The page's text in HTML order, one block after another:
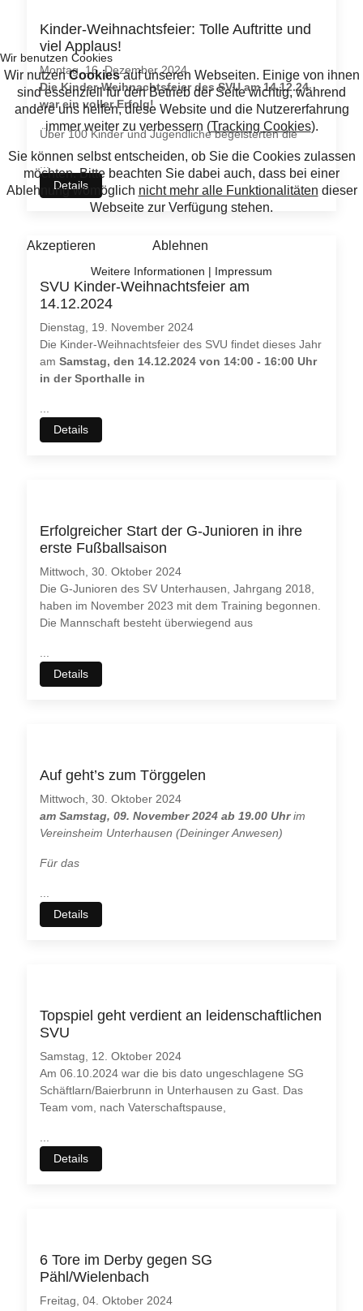
Kinder-Weihnachtsfeier: Tolle Auftritte und
viel Applaus!
Montag, 16. Dezember 2024
Die Kinder-Weihnachtsfeier des SVU am 14.12.24
war ein voller Erfolg!
Über 100 Kinder und Jugendliche begeisterten die
...
Details
SVU Kinder-Weihnachtsfeier am
14.12.2024
Dienstag, 19. November 2024
Die Kinder-Weihnachtsfeier des SVU findet dieses Jahr
amSamstag, den 14.12.2024 von 14:00 - 16:00 Uhr
in der Sporthalle in
...
Details
Erfolgreicher Start der G-Junioren in ihre
erste Fußballsaison
Mittwoch, 30. Oktober 2024
Die G-Junioren des SV Unterhausen, Jahrgang 2018,
haben im November 2023 mit dem Training begonnen.
Die Mannschaft besteht überwiegend aus
...
Details
Auf geht’s zum Törggelen
Mittwoch, 30. Oktober 2024
am Samstag, 09. November 2024 ab 19.00 Uhrim
Vereinsheim Unterhausen (Deininger Anwesen)
Für das
...
Details
Topspiel geht verdient an leidenschaftlichen
SVU
Samstag, 12. Oktober 2024
Am 06.10.2024 war die bis dato ungeschlagene SG
Schäftlarn/Baierbrunn in Unterhausen zu Gast. Das
Team vom, nach Vaterschaftspause,
...
Details
6 Tore im Derby gegen SG
Pähl/Wielenbach
Freitag, 04. Oktober 2024